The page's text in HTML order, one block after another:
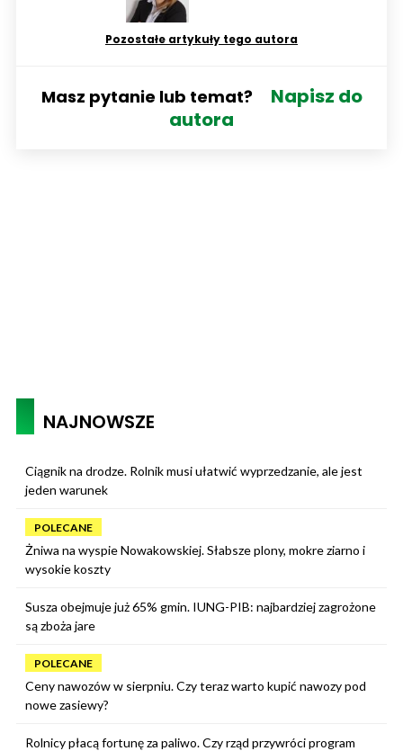
Pozostałe artykuły tego autora
Masz pytanie lub temat?
Napisz do
autora
NAJNOWSZE
Ciągnik na drodze. Rolnik musi ułatwić wyprzedzanie, ale jest
jeden warunek
POLECANE
Żniwa na wyspie Nowakowskiej. Słabsze plony, mokre ziarno i
wysokie koszty
Susza obejmuje już 65% gmin. IUNG-PIB: najbardziej zagrożone
są zboża jare
POLECANE
Ceny nawozów w sierpniu. Czy teraz warto kupić nawozy pod
nowe zasiewy?
Rolnicy płacą fortunę za paliwo. Czy rząd przywróci program